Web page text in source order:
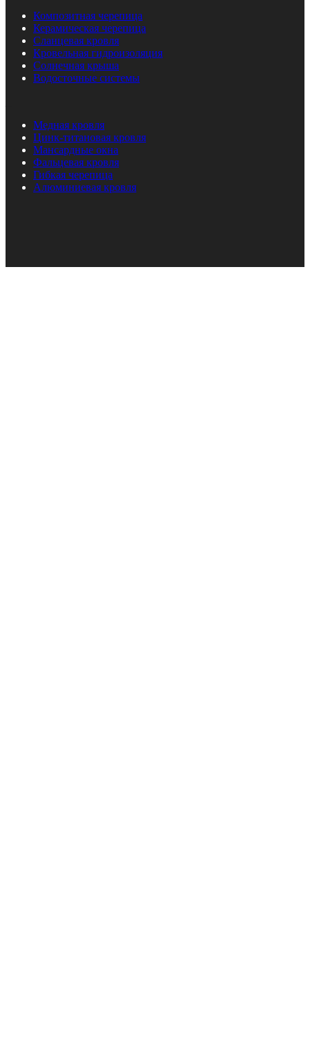
Композитная черепица
Керамическая черепица
Сланцевая кровля
Кровельная гидроизоляция
Солнечная крыша
Водосточные системы
Медная кровля
Цинк-титановая кровля
Мансардные окна
Фальцевая кровля
Гибкая черепица
Алюминиевая кровля